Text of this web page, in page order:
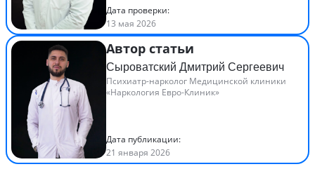
Дата проверки:
13 мая 2026
Автор статьи
Сыроватский Дмитрий Сергеевич
Психиатр-нарколог Медицинской клиники
«Наркология Евро-Клиник»
Дата публикации:
21 января 2026